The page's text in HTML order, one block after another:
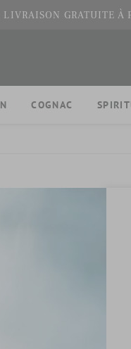
LIVRAISON GRATUITE À
COGNAC